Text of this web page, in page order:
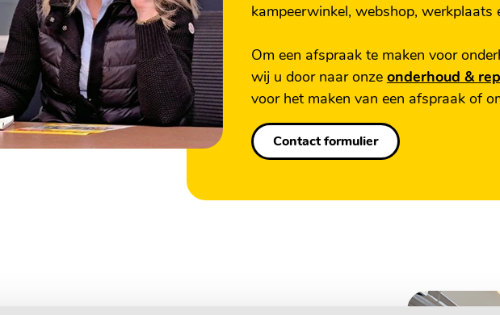
kampeerwinkel, webshop, werkplaats
Om een afspraak te maken voor
wij u door naar onze onderhoud &
voor het maken van een afspraak of
Contact formulier